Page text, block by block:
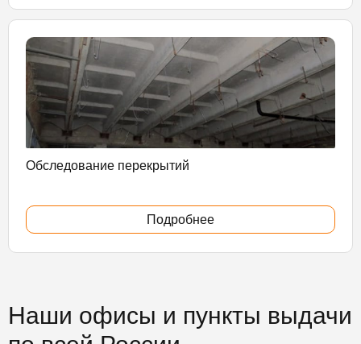
Обследование перекрытий
Подробнее
Наши офисы и пункты выдачи